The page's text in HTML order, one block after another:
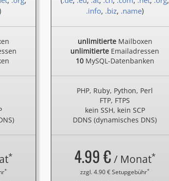
*
*
.info, .biz, .name)
unlimitierteMailboxen
unlimitierte Emailadressen
10MySQL-Datenbanken
PHP, Ruby, Python, Perl
FTP, FTPS
kein SSH, kein SCP
DDNS (dynamisches DNS)
4.99 € / Monat*
zzgl. 4.90 € Setupgebühr*